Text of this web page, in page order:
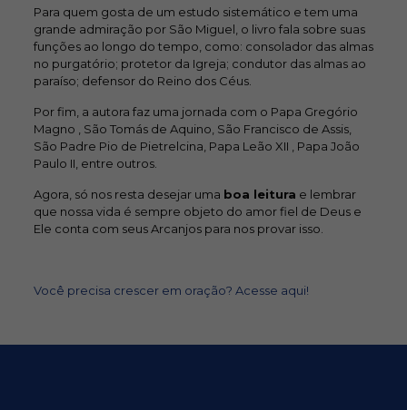
Para quem gosta de um estudo sistemático e tem uma
grande admiração por São Miguel, o livro fala sobre suas
funções ao longo do tempo, como: consolador das almas
no purgatório; protetor da Igreja; condutor das almas ao
paraíso; defensor do Reino dos Céus.
Por fim, a autora faz uma jornada com o Papa Gregório
Magno , São Tomás de Aquino, São Francisco de Assis,
São Padre Pio de Pietrelcina, Papa Leão XII , Papa João
Paulo II, entre outros.
Agora, só nos resta desejar uma boa leitura e lembrar
que nossa vida é sempre objeto do amor fiel de Deus e
Ele conta com seus Arcanjos para nos provar isso.
Você precisa crescer em oração? Acesse aqui!